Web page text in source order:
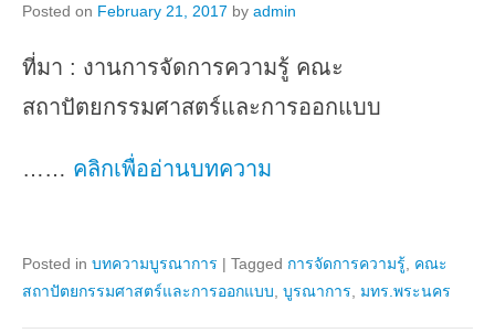
Posted on February 21, 2017 by admin
ที่มา : งานการจัดการความรู้ คณะ
สถาปัตยกรรมศาสตร์และการออกแบบ
…… คลิกเพื่ออ่านบทความ
Posted in บทความบูรณาการ | Tagged การจัดการความรู้, คณะ
สถาปัตยกรรมศาสตร์และการออกแบบ, บูรณาการ, มทร.พระนคร